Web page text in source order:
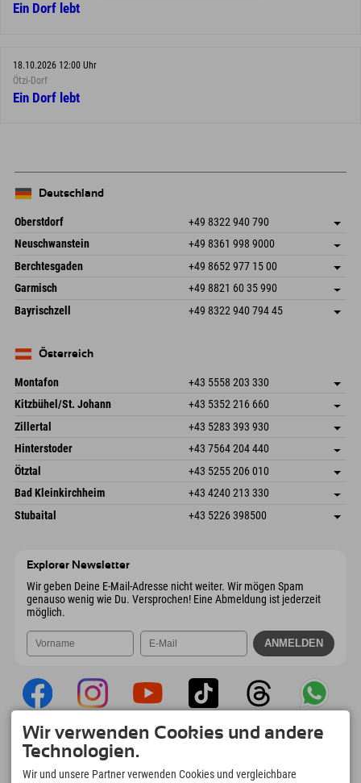
Ein Dorf lebt
18.10.2026 12:00 Uhr
Ötzi-Dorf
Ein Dorf lebt
Deutschland
Oberstdorf +49 8322 940 790
An der Breitach 3
Deutschland
Adresse speichern
Buchen
Neuschwanstein +49 8361 998 9000
An der Riese 45
87484 Nesselwang im Allgäu
Deutschland
Adresse speichern
Buchen
Berchtesgaden +49 8652 977 15 00
Hofreitstr. 7
Deutschland
Adresse speichern
Buchen
Garmisch +49 8821 60 35 990
Frickenstraße 22
82490 Farchant
Adresse speichern
Bayrischzell +49 8322 940 794 45
Deutschland
Österreich
Montafon +43 5558 203 330
Dorfstr. 127b
6793 Gaschurn/Montafon
Österreich
Adresse speichern
Buchen
Kitzbühel/St. Johann +43 5352 216 660
Speckbacherstraße 87
Österreich
Adresse speichern
Buchen
Zillertal +43 5283 393 930
Schmiedau 2
Österreich
Adresse speichern
Buchen
Hinterstoder +43 7564 204 440
Freizeitpark 10
Österreich
Adresse speichern
Buchen
Ötztal +43 5255 206 010
Gscheat 14
Österreich
Adresse speichern
Buchen
Bad Kleinkirchheim +43 4240 213 330
Dorfstraße 24
Adresse speichern
Stubaital +43 5226 398500
Explorer Newsletter
Wir geben Deine E-Mail-Adresse nicht weiter. Wir mögen Spam
genauso wenig wie Du. Versprochen! Eine Abmeldung ist jederzeit
möglich.
Explorer App
Upload Deiner #ExplorerMoments, Mein
Wir verwenden Cookies und andere
Technologien.
Wir und unsere Partner verwenden Cookies und vergleichbare